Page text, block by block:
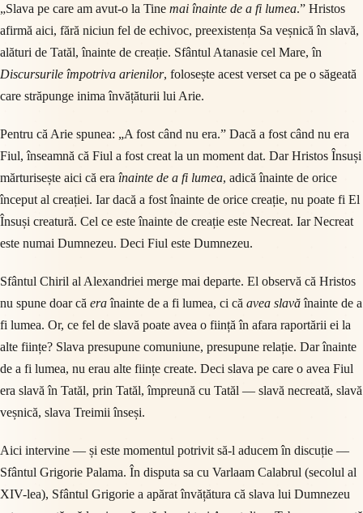
„Slava pe care am avut-o la Tine mai înainte de a fi lumea.” Hristos
afirmă aici, fără niciun fel de echivoc, preexistența Sa veșnică în slavă,
alături de Tatăl, înainte de creație. Sfântul Atanasie cel Mare, în
Discursurile împotriva arienilor, folosește acest verset ca pe o săgeată
care străpunge inima învățăturii lui Arie.
Pentru că Arie spunea: „A fost când nu era.” Dacă a fost când nu era
Fiul, înseamnă că Fiul a fost creat la un moment dat. Dar Hristos Însuși
mărturisește aici că era înainte de a fi lumea, adică înainte de orice
început al creației. Iar dacă a fost înainte de orice creație, nu poate fi El
Însuși creatură. Cel ce este înainte de creație este Necreat. Iar Necreat
este numai Dumnezeu. Deci Fiul este Dumnezeu.
Sfântul Chiril al Alexandriei merge mai departe. El observă că Hristos
nu spune doar că eraînainte de a fi lumea, ci că avea slavăînainte de a
fi lumea. Or, ce fel de slavă poate avea o ființă în afara raportării ei la
alte ființe? Slava presupune comuniune, presupune relație. Dar înainte
de a fi lumea, nu erau alte ființe create. Deci slava pe care o avea Fiul
era slavă în Tatăl, prin Tatăl, împreună cu Tatăl — slavă necreată, slavă
veșnică, slava Treimii înseși.
Aici intervine — și este momentul potrivit să-l aducem în discuție —
Sfântul Grigorie Palama. În disputa sa cu Varlaam Calabrul (secolul al
XIV-lea), Sfântul Grigorie a apărat învățătura că slava lui Dumnezeu